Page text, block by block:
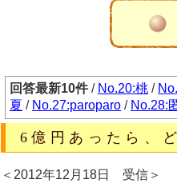
回答最新10件/ No.20:桃 /
夏 / No.27:paroparo / No.28:
6億円あったら、
＜2012年12月18日 受信＞